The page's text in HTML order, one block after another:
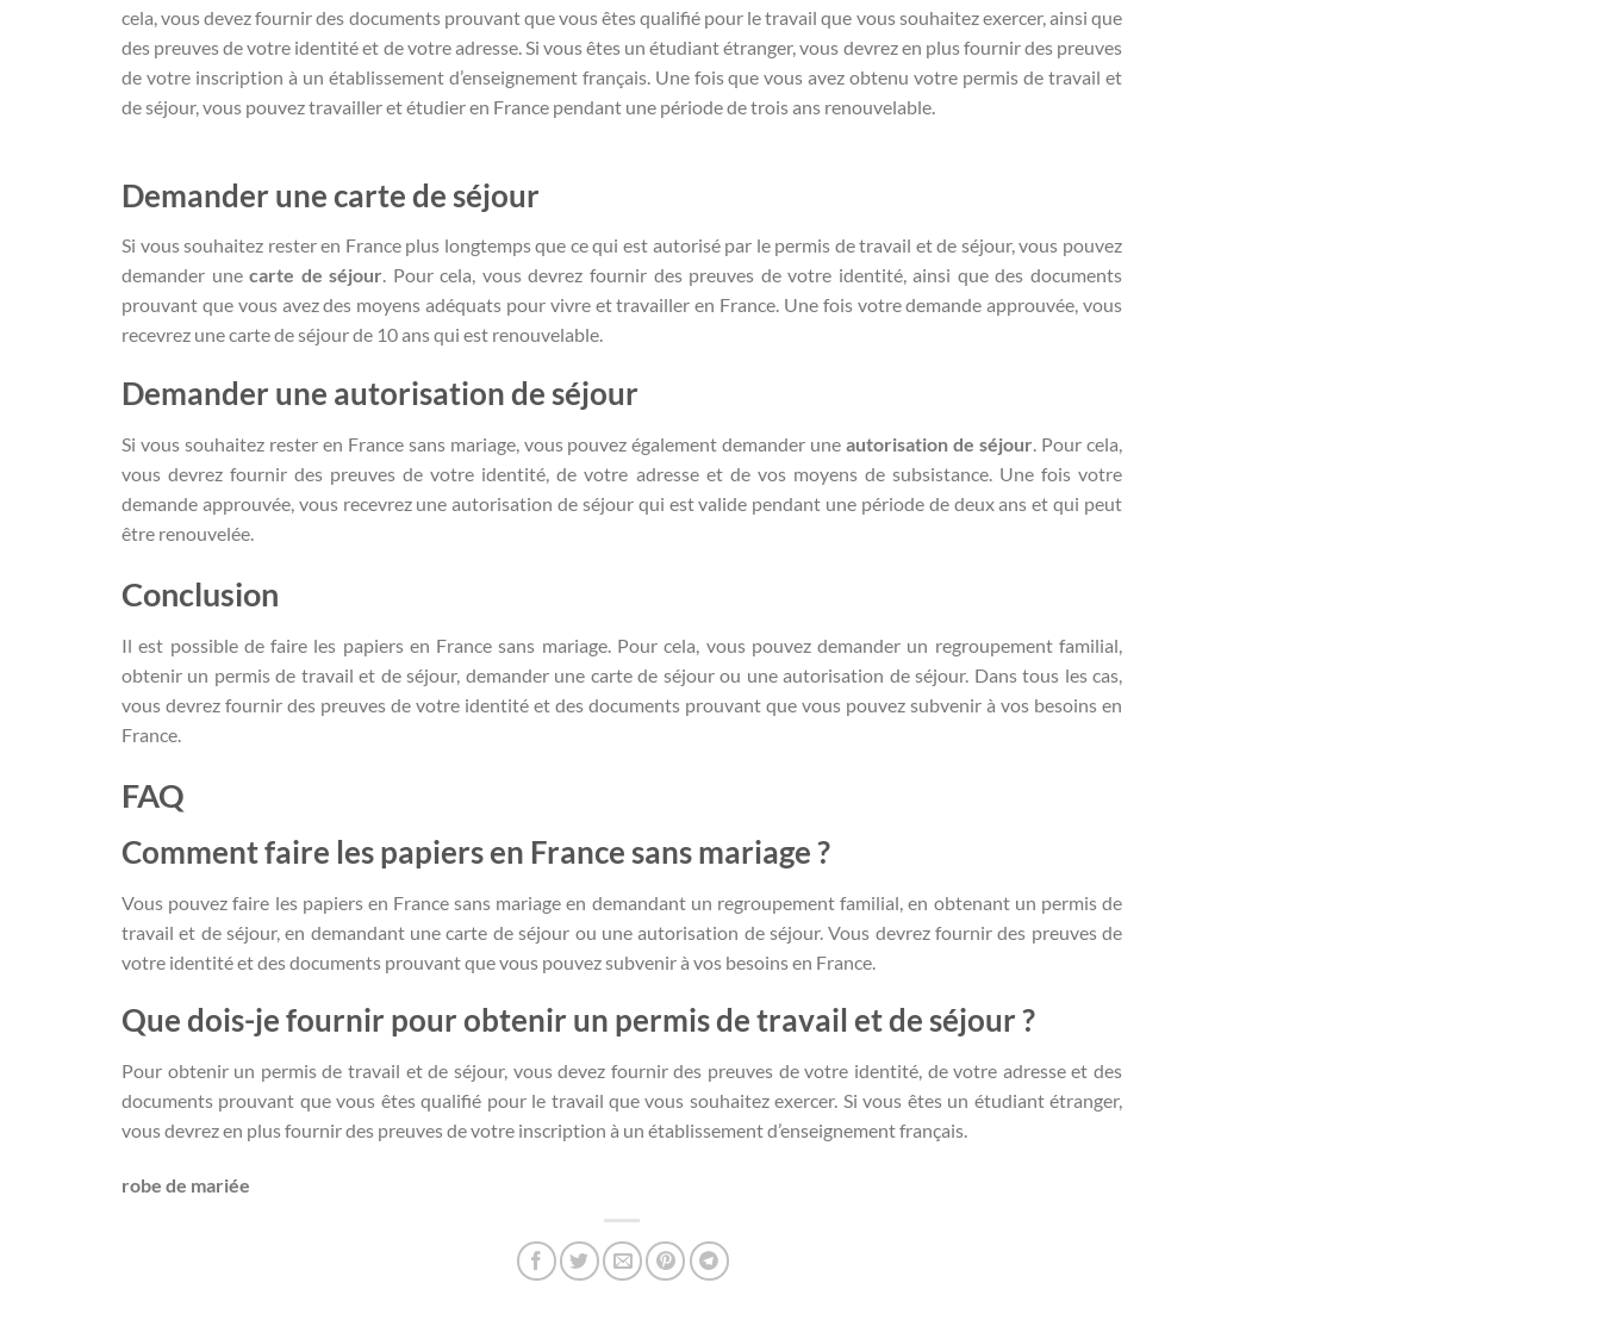
cela, vous devez fournir des documents prouvant que vous êtes qualifié pour le travail que vous souhaitez exercer, ainsi que
des preuves de votre identité et de votre adresse. Si vous êtes un étudiant étranger, vous devrez en plus fournir des preuves
de votre inscription à un établissement d’enseignement français. Une fois que vous avez obtenu votre permis de travail et
de séjour, vous pouvez travailler et étudier en France pendant une période de trois ans renouvelable.
Demander une carte de séjour
Si vous souhaitez rester en France plus longtemps que ce qui est autorisé par le permis de travail et de séjour, vous pouvez
demander unecarte de séjour. Pour cela, vous devrez fournir des preuves de votre identité, ainsi que des documents
prouvant que vous avez des moyens adéquats pour vivre et travailler en France. Une fois votre demande approuvée, vous
recevrez une carte de séjour de 10 ans qui est renouvelable.
Demander une autorisation de séjour
Si vous souhaitez rester en France sans mariage, vous pouvez également demander uneautorisation de séjour. Pour cela,
vous devrez fournir des preuves de votre identité, de votre adresse et de vos moyens de subsistance. Une fois votre
demande approuvée, vous recevrez une autorisation de séjour qui est valide pendant une période de deux ans et qui peut
être renouvelée.
Conclusion
Il est possible de faire les papiers en France sans mariage. Pour cela, vous pouvez demander un regroupement familial,
obtenir un permis de travail et de séjour, demander une carte de séjour ou une autorisation de séjour. Dans tous les cas,
vous devrez fournir des preuves de votre identité et des documents prouvant que vous pouvez subvenir à vos besoins en
France.
FAQ
Comment faire les papiers en France sans mariage ?
Vous pouvez faire les papiers en France sans mariage en demandant un regroupement familial, en obtenant un permis de
travail et de séjour, en demandant une carte de séjour ou une autorisation de séjour. Vous devrez fournir des preuves de
votre identité et des documents prouvant que vous pouvez subvenir à vos besoins en France.
Que dois-je fournir pour obtenir un permis de travail et de séjour ?
Pour obtenir un permis de travail et de séjour, vous devez fournir des preuves de votre identité, de votre adresse et des
documents prouvant que vous êtes qualifié pour le travail que vous souhaitez exercer. Si vous êtes un étudiant étranger,
vous devrez en plus fournir des preuves de votre inscription à un établissement d’enseignement français.
robe de mariée